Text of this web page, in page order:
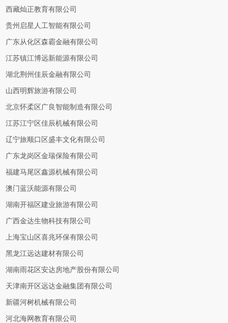
西藏灿正教育有限公司
贵州启星人工智能有限公司
广东从化区森霸金融有限公司
江苏镇江博远新能源有限公司
湖北荆州佳辰金融有限公司
山西明辉旅游有限公司
北京怀柔区广良智能制造有限公司
江苏江宁区佳辰机械有限公司
辽宁旅顺口区盛丰文化有限公司
广东龙岗区金瑞保险有限公司
福建马尾区鑫源机械有限公司
澳门蓝沃能源有限公司
湖南开福区建业旅游有限公司
广西金达生物科技有限公司
上海宝山区喜兆环保有限公司
黑龙江远达建材有限公司
湖南雨花区安达房地产股份有限公司
天津南开区远达金融集团有限公司
新疆河树机械有限公司
河北海网教育有限公司